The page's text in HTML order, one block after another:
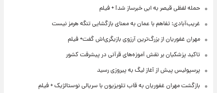
حمله لفظی قیصر به ابی خبرساز شد! + فیلم
غریب‌آبادی: تفاهم با عمان به معنای بازگشایی تنگه هرمز نیست
مهران غفوریان از بزرگ‌ترین آرزوی بازیگری‌اش گفت+ فیلم
تاکید پزشکیان بر نقش آموزه‌های قرآنی در پیشرفت کشور
پرسپولیس پیش از آغاز لیگ به پیروزی رسید
بازگشت مهران غفوریان به قاب تلویزیون با سریالی نوستالژیک + فیلم